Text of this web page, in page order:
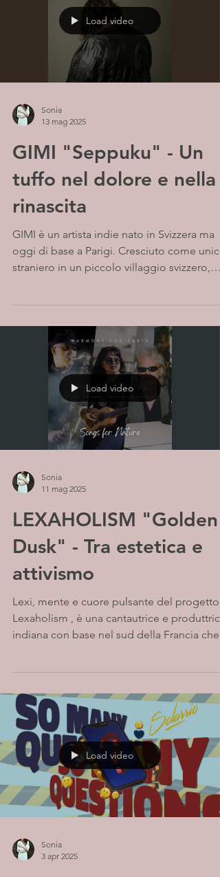
Load video
Sonia
13 mag 2025
GIMI "Seppuku" - Un
tuffo nel dolore e nella
rinascita
GIMI è un artista indie nato in Svizzera ma
oggi di base a Parigi. Cresciuto come unico
straniero in un piccolo villaggio svizzero,
Load video
Sonia
11 mag 2025
LEXAHOLISM "Golden
Dusk" - Tra estetica e
attivismo
Lexi, mente e cuore pulsante del progetto
Lexaholism , è una cantautrice e produttrice
indiana con base nel sud della Francia che
Load video
Sonia
3 apr 2025